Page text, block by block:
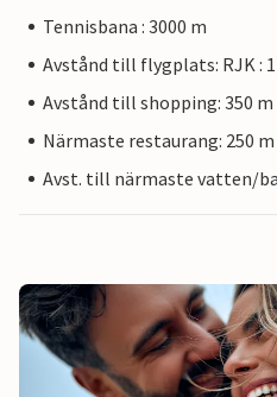
Tennisbana : 3000 m
Avstånd till flygplats: RJK :
Avstånd till shopping: 350 m
Närmaste restaurang: 250 m
Avst. till närmaste vatten/